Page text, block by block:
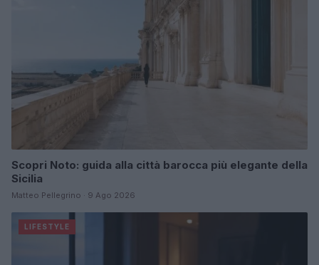
Scopri Noto: guida alla città barocca più elegante della
Sicilia
Matteo Pellegrino · 9 Ago 2026
LIFESTYLE